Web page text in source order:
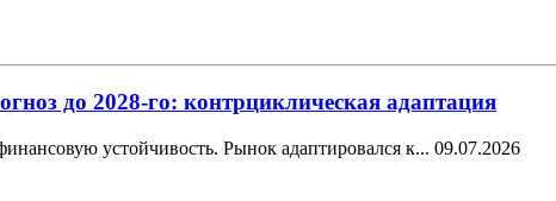
до 2028-го: контрциклическая адаптация
устойчивость. Рынок адаптировался к... 09.07.2026